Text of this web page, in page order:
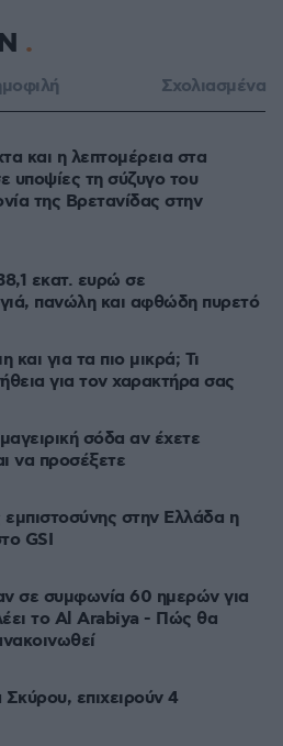
Σχολιασμένα
και η λεπτομέρεια στα
υποψίες τη σύζυγο του
της Βρετανίδας στην
εκατ. ευρώ σε
πανώλη και αφθώδη πυρετό
για τα πιο μικρά; Τι
για τον χαρακτήρα σας
σόδα αν έχετε
να προσέξετε
στην Ελλάδα η
GSI
σε συμφωνία 60 ημερών για
το Al Arabiya - Πώς θα
επιχειρούν 4